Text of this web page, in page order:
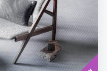
Read
more